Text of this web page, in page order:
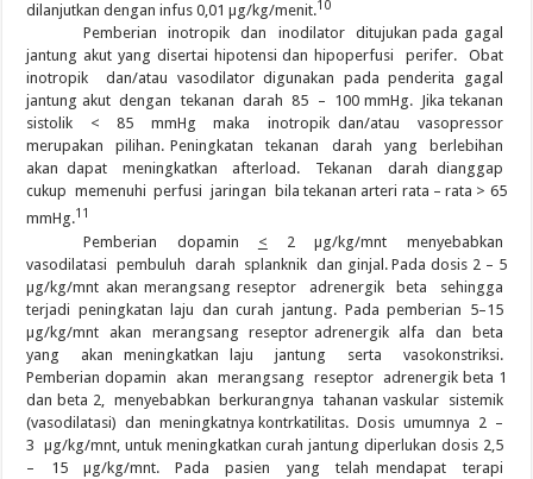
dilanjutkan dengan infus 0,01 µg/kg/menit.10
Pemberian inotropik dan inodilator ditujukan pada gagal
jantung akut yang disertai hipotensi dan hipoperfusi perifer. Obat
inotropik dan/atau vasodilator digunakan pada penderita gagal
jantung akut dengan tekanan darah 85 – 100 mmHg. Jika tekanan
sistolik < 85 mmHg maka inotropik dan/atau vasopressor
merupakan pilihan. Peningkatan tekanan darah yang berlebihan
akan dapat meningkatkan afterload. Tekanan darah dianggap
cukup memenuhi perfusi jaringan bila tekanan arteri rata – rata > 65
mmHg.11
Pemberian dopamin < 2 µg/kg/mnt menyebabkan
vasodilatasi pembuluh darah splanknik dan ginjal. Pada dosis 2 – 5
µg/kg/mnt akan merangsang reseptor adrenergik beta sehingga
terjadi peningkatan laju dan curah jantung. Pada pemberian 5–15
µg/kg/mnt akan merangsang reseptor adrenergik alfa dan beta
yang akan meningkatkan laju jantung serta vasokonstriksi.
Pemberian dopamin akan merangsang reseptor adrenergik beta 1
dan beta 2, menyebabkan berkurangnya tahanan vaskular sistemik
(vasodilatasi) dan meningkatnya kontrkatilitas. Dosis umumnya 2 –
3 µg/kg/mnt, untuk meningkatkan curah jantung diperlukan dosis 2,5
– 15 µg/kg/mnt. Pada pasien yang telah mendapat terapi